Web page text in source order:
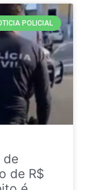
POLICIAL
de
de R$